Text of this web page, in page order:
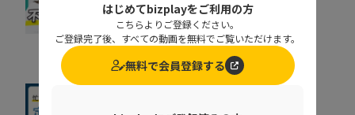
11:26
ンスリスクになる理由
TISI株式会社
はじめてbizplayをご利用の方
こちらよりご登録ください。
ご登録完了後、すべての動画を無料でご覧いただけます。
無料で会員登録する